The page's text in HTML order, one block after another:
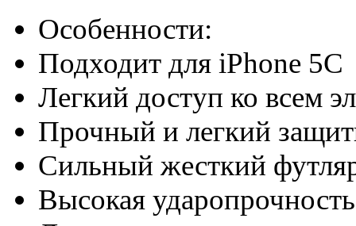
Особенности:
Подходит для iPhone 5С
Легкий доступ ко всем
Прочный и легкий
Сильный жесткий
Высокая ударопрочность